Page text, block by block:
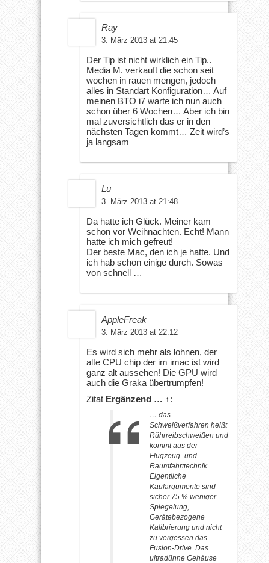
Ray
3. März 2013 at 21:45
Der Tip ist nicht wirklich ein Tip..
Media M. verkauft die schon seit
wochen in rauen mengen, jedoch
alles in Standart Konfiguration… Auf
meinen BTO i7 warte ich nun auch
schon über 6 Wochen… Aber ich bin
mal zuversichtlich das er in den
nächsten Tagen kommt… Zeit wird’s
ja langsam
Lu
3. März 2013 at 21:48
Da hatte ich Glück. Meiner kam
schon vor Weihnachten. Echt! Mann
hatte ich mich gefreut!
Der beste Mac, den ich je hatte. Und
ich hab schon einige durch. Sowas
von schnell …
AppleFreak
3. März 2013 at 22:12
Es wird sich mehr als lohnen, der
alte CPU chip der im imac ist wird
ganz alt aussehen! Die GPU wird
auch die Graka übertrumpfen!
Zitat Ergänzend … ↑:
… das
Schweißverfahren heißt
Rührreibschweißen und
kommt aus der
Flugzeug- und
Raumfahrttechnik.
Eigentliche
Kaufargumente sind
sicher 75 % weniger
Spiegelung,
Gerätebezogene
Kalibrierung und nicht
zu vergessen das
Fusion-Drive. Das
ultradünne Gehäuse